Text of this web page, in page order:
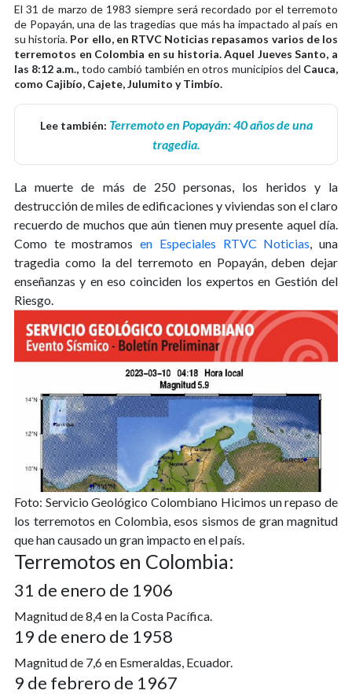
El 31 de marzo de 1983 siempre será recordado por el terremoto
de Popayán, una de las tragedias que más ha impactado al país en
su historia. Por ello, en RTVC Noticias repasamos varios de los
terremotos en Colombia en su historia. Aquel Jueves Santo, a
las 8:12 a.m., todo cambió también en otros municipios del Cauca,
como Cajibío, Cajete, Julumito y Timbío.
Lee también: Terremoto en Popayán: 40 años de una
tragedia.
La muerte de más de 250 personas, los heridos y la
destrucción de miles de edificaciones y viviendas son el claro
recuerdo de muchos que aún tienen muy presente aquel día.
Como te mostramosen Especiales RTVC Noticias, una
tragedia como la del terremoto en Popayán, deben dejar
enseñanzas y en eso coinciden los expertos en Gestión del
Riesgo.
Foto: Servicio Geológico Colombiano Hicimos un repaso de
los terremotos en Colombia, esos sismos de gran magnitud
que han causado un gran impacto en el país.
Terremotos en Colombia:
31 de enero de 1906
Magnitud de 8,4 en la Costa Pacífica.
19 de enero de 1958
Magnitud de 7,6 en Esmeraldas, Ecuador.
9 de febrero de 1967